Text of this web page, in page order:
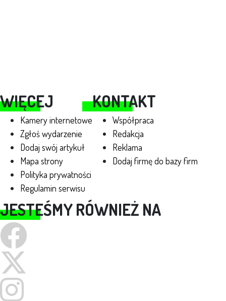
WIĘCEJ
Kamery internetowe
Zgłoś wydarzenie
Dodaj swój artykuł
Mapa strony
Polityka prywatności
Regulamin serwisu
KONTAKT
Współpraca
Redakcja
Reklama
Dodaj firmę do bazy firm
JESTEŚMY RÓWNIEŻ NA